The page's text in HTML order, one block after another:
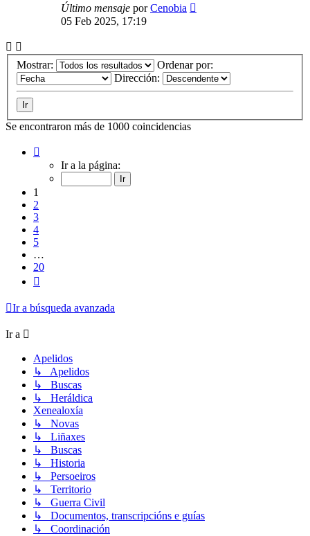
Último mensaje porCenobia
05 Feb 2025, 17:19
Mostrar:
Ordenar por:
Dirección:
Se encontraron más de 1000 coincidencias
Ir a la página:
1
2
3
4
5
…
20
Ir a búsqueda avanzada
Ir a
Apelidos
↳ Apelidos
↳ Buscas
↳ Heráldica
Xenealoxía
↳ Novas
↳ Liñaxes
↳ Buscas
↳ Historia
↳ Persoeiros
↳ Territorio
↳ Guerra Civil
↳ Documentos, transcripcións e guías
↳ Coordinación